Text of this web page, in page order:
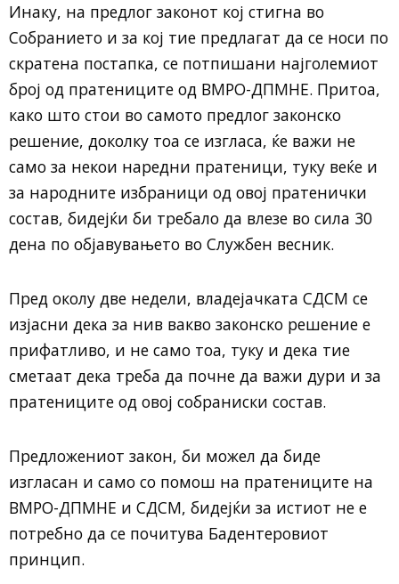
Инаку, на предлог законот кој стигна во
Собранието и за кој тие предлагат да се носи по
скратена постапка, се потпишани најголемиот
број од пратениците од ВМРО-ДПМНЕ. Притоа,
како што стои во самото предлог законско
решение, доколку тоа се изгласа, ќе важи не
само за некои наредни пратеници, туку веќе и
за народните избраници од овој пратенички
состав, бидејќи би требало да влезе во сила 30
дена по објавувањето во Службен весник.
Пред околу две недели, владејачката СДСМ се
изјасни дека за нив вакво законско решение е
прифатливо, и не само тоа, туку и дека тие
сметаат дека треба да почне да важи дури и за
пратениците од овој собраниски состав.
Предложениот закон, би можел да биде
изгласан и само со помош на пратениците на
ВМРО-ДПМНЕ и СДСМ, бидејќи за истиот не е
потребно да се почитува Бадентеровиот
принцип.